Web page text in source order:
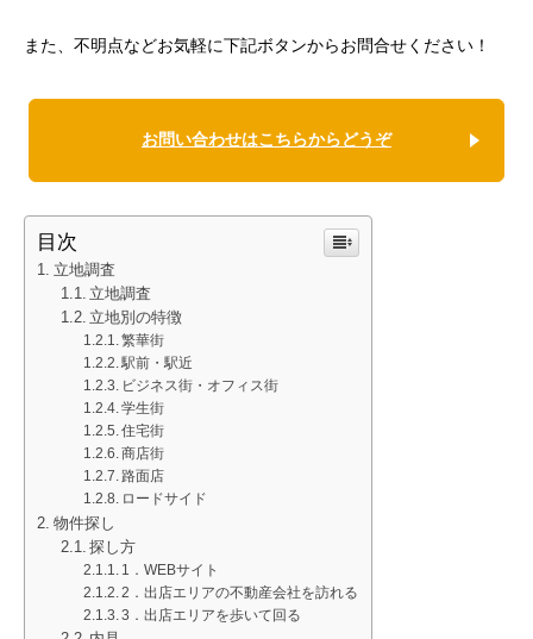
また、不明点などお気軽に下記ボタンからお問合せください！
お問い合わせはこちらからどうぞ
目次
立地調査
立地調査
立地別の特徴
繁華街
駅前・駅近
ビジネス街・オフィス街
学生街
住宅街
商店街
路面店
ロードサイド
物件探し
探し方
1．WEBサイト
2．出店エリアの不動産会社を訪れる
3．出店エリアを歩いて回る